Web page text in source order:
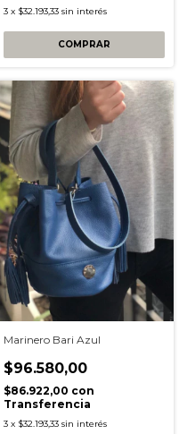
3 x $32.193,33 sin interés
Marinero Bari Azul
$96.580,00
$86.922,00 con
Transferencia
3 x $32.193,33 sin interés